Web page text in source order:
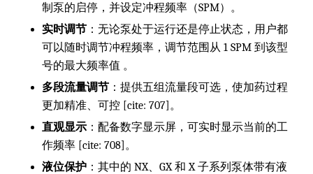
制泵的启停，并设定冲程频率（SPM）。
实时调节 ：无论泵处于运行还是停止状态，用户都
可以随时调节冲程频率，调节范围从 1 SPM 到该型
号的最大频率值 。
多段流量调节 ：提供五组流量段可选，使加药过程
更加精准、可控 [cite: 707]。
直观显示 ：配备数字显示屏，可实时显示当前的工
作频率 [cite: 708]。
液位保护 ：其中的 NX、GX 和 X 子系列泵体带有液